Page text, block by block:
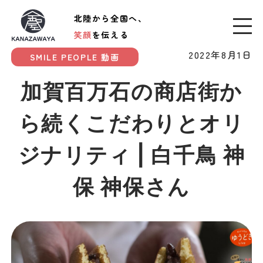
北陸から全国へ、
笑顔を伝える
SMILE PEOPLE 動画
2022年8月1日
加賀百万石の商店街か
ら続くこだわりとオリ
ジナリティ | 白千鳥 神
保 神保さん